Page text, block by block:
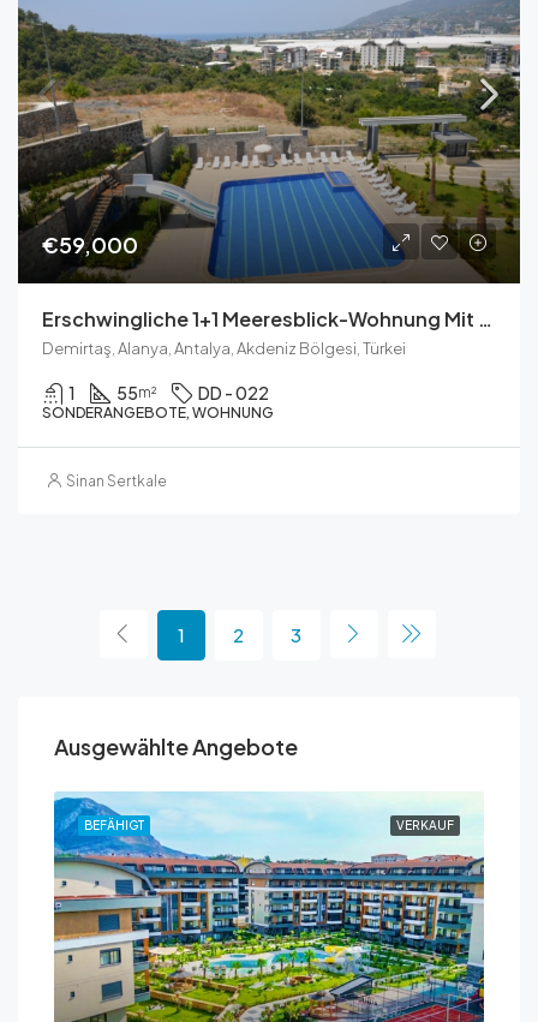
€59,000
Erschwingliche 1+1 Meeresblick-Wohnung Mit Resort-Annehmlichkeiten In Demirtaş
Demirtaş, Alanya, Antalya, Akdeniz Bölgesi, Türkei
1 55m² DD - 022
SONDERANGEBOTE, WOHNUNG
Sinan Sertkale
1 2 3
Ausgewählte Angebote
VERKAUF
BEFÄHIGT